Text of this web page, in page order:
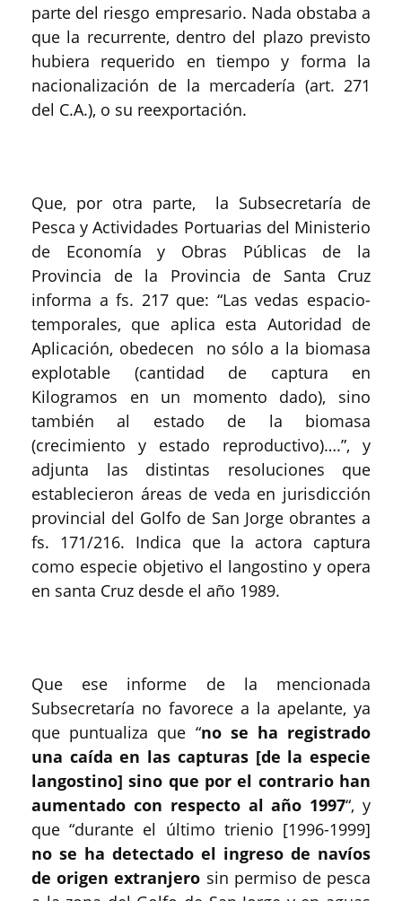
parte del riesgo empresario. Nada obstaba a
que la recurrente, dentro del plazo previsto
hubiera requerido en tiempo y forma la
nacionalización de la mercadería (art. 271
del C.A.), o su reexportación.
Que, por otra parte, la Subsecretaría de
Pesca y Actividades Portuarias del Ministerio
de Economía y Obras Públicas de la
Provincia de la Provincia de Santa Cruz
informa a fs. 217 que: “Las vedas espacio-
temporales, que aplica esta Autoridad de
Aplicación, obedecen no sólo a la biomasa
explotable (cantidad de captura en
Kilogramos en un momento dado), sino
también al estado de la biomasa
(crecimiento y estado reproductivo)….”, y
adjunta las distintas resoluciones que
establecieron áreas de veda en jurisdicción
provincial del Golfo de San Jorge obrantes a
fs. 171/216. Indica que la actora captura
como especie objetivo el langostino y opera
en santa Cruz desde el año 1989.
Que ese informe de la mencionada
Subsecretaría no favorece a la apelante, ya
que puntualiza que “no se ha registrado
una caída en las capturas [de la especie
langostino] sino que por el contrario han
aumentado con respecto al año 1997“, y
que “durante el último trienio [1996-1999]
no se ha detectado el ingreso de navíos
de origen extranjero sin permiso de pesca